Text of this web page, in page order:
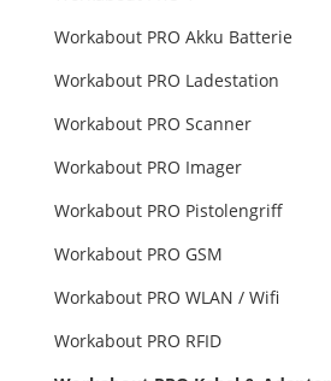
Workabout PRO Akku Batterie
Workabout PRO Ladestation
Workabout PRO Scanner
Workabout PRO Imager
Workabout PRO Pistolengriff
Workabout PRO GSM
Workabout PRO WLAN / Wifi
Workabout PRO RFID